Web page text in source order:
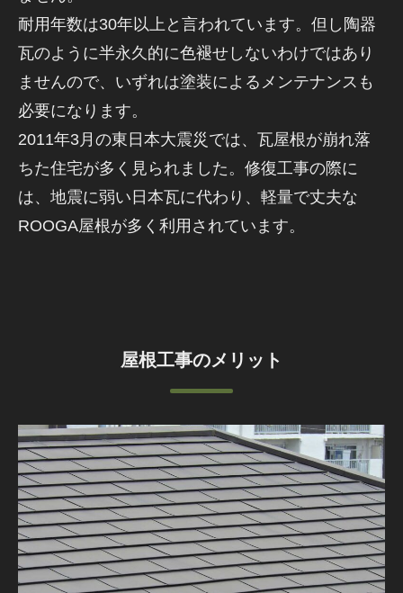
耐用年数は30年以上と言われています。但し陶器
瓦のように半永久的に色褪せしないわけではあり
ませんので、いずれは塗装によるメンテナンスも
必要になります。
2011年3月の東日本大震災では、瓦屋根が崩れ落
ちた住宅が多く見られました。修復工事の際に
は、地震に弱い日本瓦に代わり、軽量で丈夫な
ROOGA屋根が多く利用されています。
屋根工事のメリット